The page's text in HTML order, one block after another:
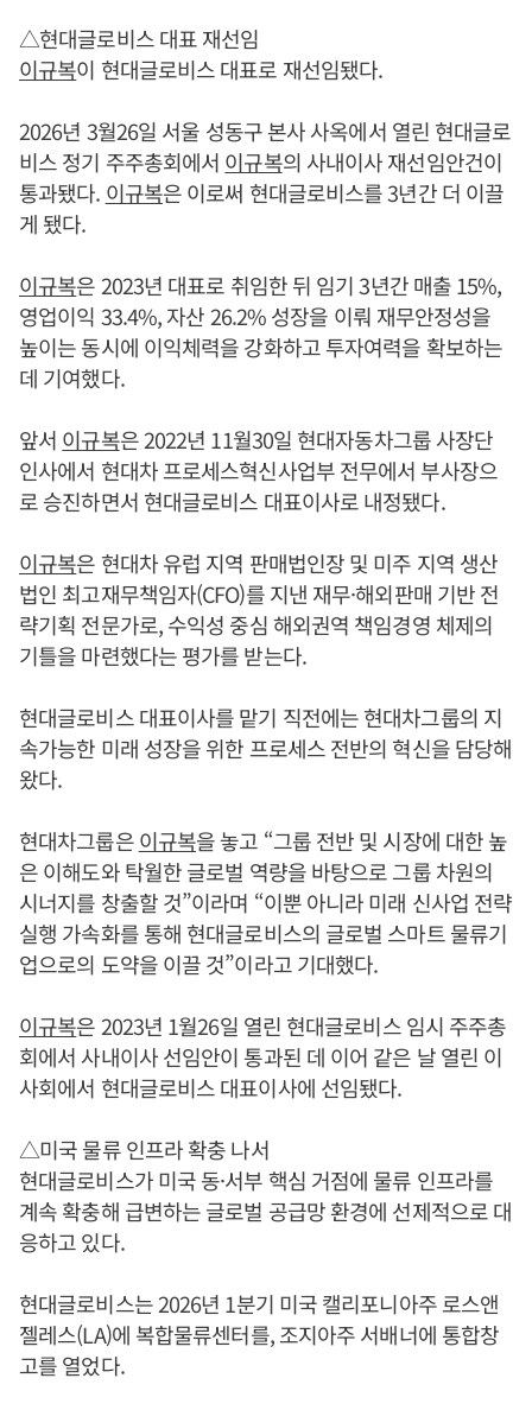
△현대글로비스 대표 재선임
이규복이 현대글로비스 대표로 재선임됐다.
2026년 3월26일 서울 성동구 본사 사옥에서 열린 현대글로
비스 정기 주주총회에서 이규복의 사내이사 재선임안건이
통과됐다. 이규복은 이로써 현대글로비스를 3년간 더 이끌
게 됐다.
이규복은 2023년 대표로 취임한 뒤 임기 3년간 매출 15%,
영업이익 33.4%, 자산 26.2% 성장을 이뤄 재무안정성을
높이는 동시에 이익체력을 강화하고 투자여력을 확보하는
데 기여했다.
앞서 이규복은 2022년 11월30일 현대자동차그룹 사장단
인사에서 현대차 프로세스혁신사업부 전무에서 부사장으
로 승진하면서 현대글로비스 대표이사로 내정됐다.
이규복은 현대차 유럽 지역 판매법인장 및 미주 지역 생산
법인 최고재무책임자(CFO)를 지낸 재무·해외판매 기반 전
략기획 전문가로, 수익성 중심 해외권역 책임경영 체제의
기틀을 마련했다는 평가를 받는다.
현대글로비스 대표이사를 맡기 직전에는 현대차그룹의 지
속가능한 미래 성장을 위한 프로세스 전반의 혁신을 담당해
왔다.
현대차그룹은이규복을 놓고 “그룹 전반 및 시장에 대한 높
은 이해도와 탁월한 글로벌 역량을 바탕으로 그룹 차원의
시너지를 창출할 것”이라며 “이뿐 아니라 미래 신사업 전략
실행 가속화를 통해 현대글로비스의 글로벌 스마트 물류기
업으로의 도약을 이끌 것”이라고 기대했다.
이규복은 2023년 1월26일 열린 현대글로비스 임시 주주총
회에서 사내이사 선임안이 통과된 데 이어 같은 날 열린 이
사회에서 현대글로비스 대표이사에 선임됐다.
△미국 물류 인프라 확충 나서
현대글로비스가 미국 동·서부 핵심 거점에 물류 인프라를
계속 확충해 급변하는 글로벌 공급망 환경에 선제적으로 대
응하고 있다.
현대글로비스는 2026년 1분기 미국 캘리포니아주 로스앤
젤레스(LA)에 복합물류센터를, 조지아주 서배너에 통합창
고를 열었다.